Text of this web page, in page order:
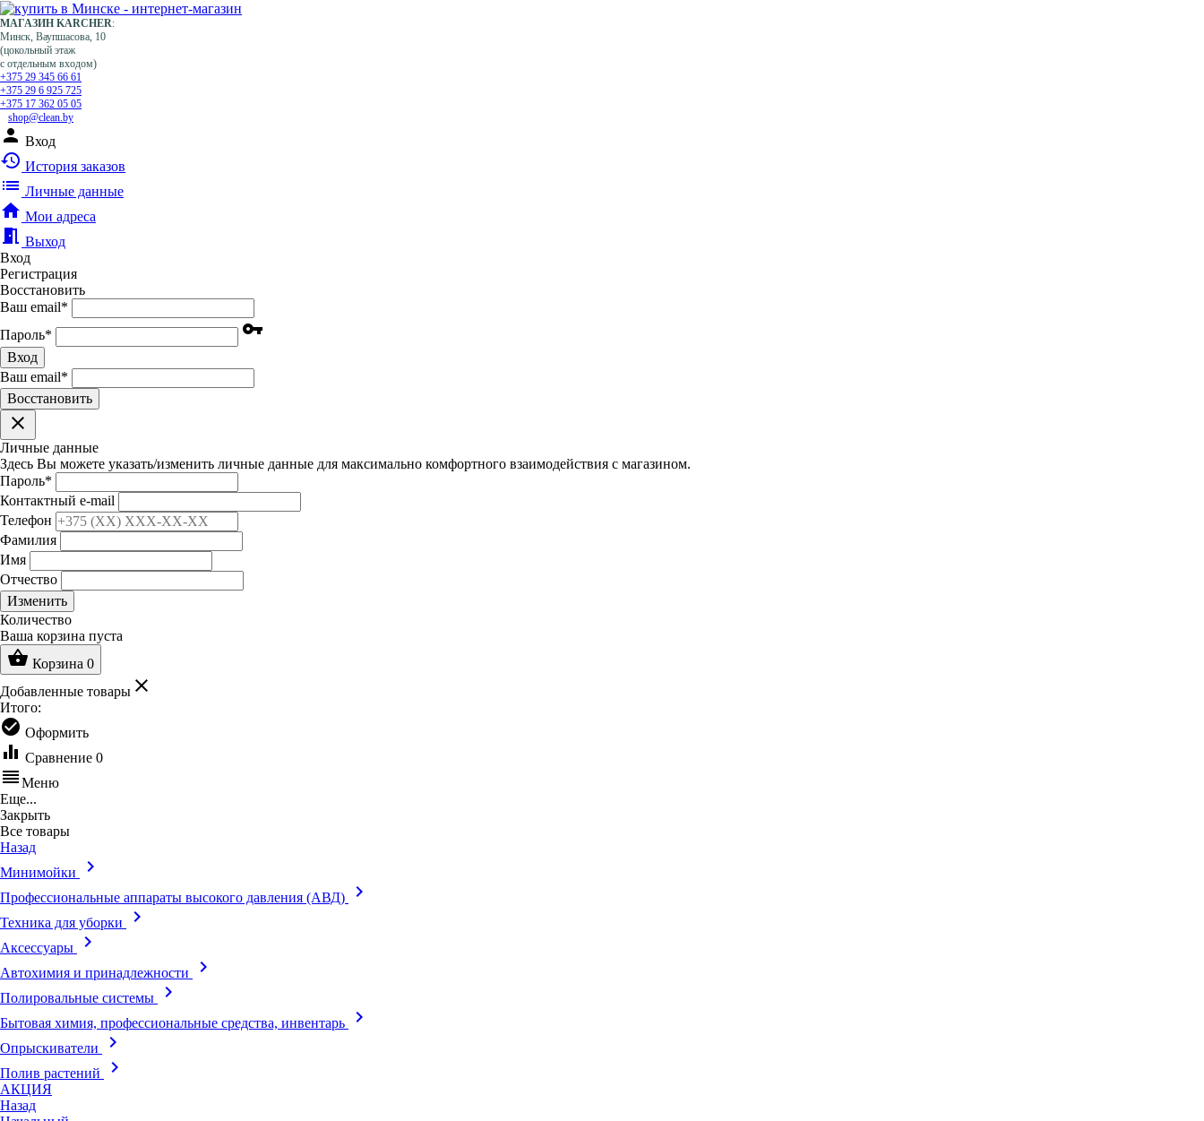
МАГАЗИН KARCHER:
Минск, Ваупшасова, 10
(цокольный этаж
с отдельным входом)
+375 29 345 66 61
+375 29 6 925 725
+375 17 362 05 05
shop@clean.by
person Вход
history История заказов
list Личные данные
home Мои адреса
meeting_room Выход
Вход
Регистрация
Восстановить
Ваш email*
Пароль* vpn_key
Вход
Ваш email*
Воcстановить
clear
Личные данные
Здесь Вы можете указать/изменить личные данные для максимально комфортного взаимодействия с магазином.
Пароль*
Контактный e-mail
Телефон
Фамилия
Имя
Отчество
Изменить
Количество
Ваша корзина пуста
shopping_basket Корзина 0
Добавленные товары clear
Итого:
check_circle Оформить
equalizer Сравнение 0
reorderМеню
Еще...
Закрыть
Все товары
Назад
Минимойки
keyboard_arrow_right
Профессиональные аппараты высокого давления (АВД) keyboard_arrow_right
Техника для уборки keyboard_arrow_right
Аксессуары keyboard_arrow_right
Автохимия и принадлежности keyboard_arrow_right
Полировальные системы keyboard_arrow_right
Бытовая химия, профессиональные средства, инвентарь keyboard_arrow_right
Опрыскиватели keyboard_arrow_right
Полив растений keyboard_arrow_right
АКЦИЯ
Назад